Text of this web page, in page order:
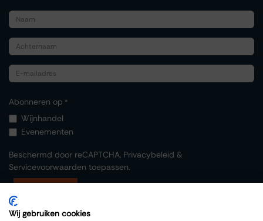
Abonneren op *
Wijnhandel
Evenementen
Beschermd door reCAPTCHA, Privacybeleid &
Servicevoorwaarden toepassen.
Wij gebruiken cookies